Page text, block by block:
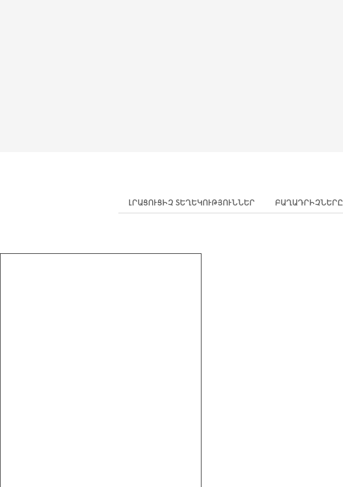
ԼՐԱՑՈՒՑԻՉ ՏԵՂԵԿՈՒԹՅՈՒՆՆԵՐ ԲԱՂԱԴՐԻՉՆԵՐԸ